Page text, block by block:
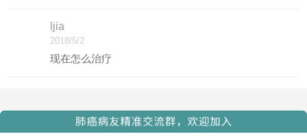
ljia
2018/5/2
现在怎么治疗